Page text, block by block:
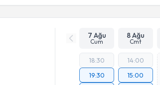
7 Ağu
Cum
8 Ağu
Cmt
18:30
19:30
14:00
15:00